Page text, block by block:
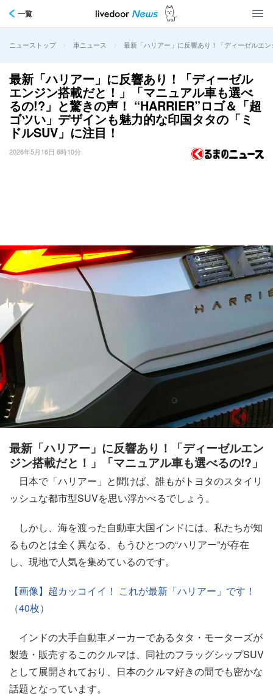
一覧
ニューストップ > 車ニュース > 最新「ハリアー」に反響あり！「ディーゼルエ
最新「ハリアー」に反響あり！「ディーゼル
エンジン搭載だと！」「マニュアル車も選べ
るの!?」と驚きの声！ “HARRIER”ロゴ＆「超
ゴツい」デザインも魅力的な印国タタの「ミ
ドルSUV」に注目！
2026年5月16日 6時10分
最新「ハリアー」に反響あり！「ディーゼルエン
ジン搭載だと！」「マニュアル車も選べるの!?」
日本で「ハリアー」と聞けば、誰もがトヨタのスタイリ
ッシュな都市型SUVを思い浮かべるでしょう。
しかし、海を渡った自動車大国インドには、私たちが知
るものとは全く異なる、もうひとつの“ハリアー”が存在
し、現地で人気を集めているのです。
【画像】超カッコイイ！ これが最新「ハリアー」です！
（40枚）
インドの大手自動車メーカーであるタタ・モーターズが
製造・販売するこのクルマは、同社のフラッグシップSUV
として展開されており、日本のクルマ好きの間でも密かな
話題となっています。